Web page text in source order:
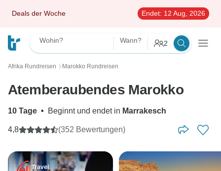
Deals der Woche Endet: 12 Aug, 2026
Wohin? Wann? 2
Afrika Rundreisen 〉 Marokko Rundreisen
Atemberaubendes Marokko
10 Tage • Beginnt und endet in Marrakesch
4,8 (352 Bewertungen)
Travel